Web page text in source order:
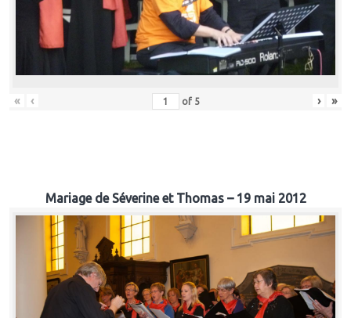
« ‹ of 5 › »
Mariage de Séverine et Thomas – 19 mai 2012